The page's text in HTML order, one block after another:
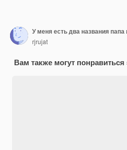
rjrujat
Вам также могут